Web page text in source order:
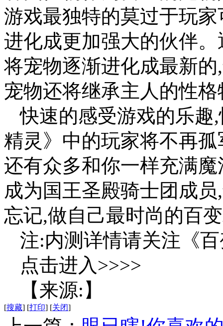
游戏最独特的莫过于玩
进化成更加强大的伙伴
将宠物逐渐进化成最新
宠物还将继承主人的性
快速的感受游戏的乐趣
精灵》中的玩家将不再
还有众多和你一样充满
成为国王圣殿骑士团成
忘记,做自己最时尚的百
注:内测详情请关注《
点击进入>>>>
【来源:】
[搜藏] [打印] [关闭]